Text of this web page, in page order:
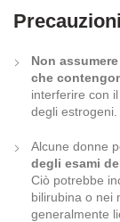
Precauzioni
Non
che
interferire con
degli estrogeni.
Alcune donne
degli esami
Ciò potrebbe
bilirubina o nei
generalmente